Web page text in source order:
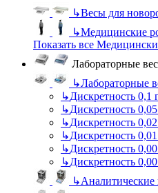
↳Весы для
↳Медицинские
Показать все
Лабораторные
↳Лабораторные
↳Дискретность 0,1
↳Дискретность
↳Дискретность
↳Дискретность
↳Дискретность
↳Дискретность
↳Аналитические